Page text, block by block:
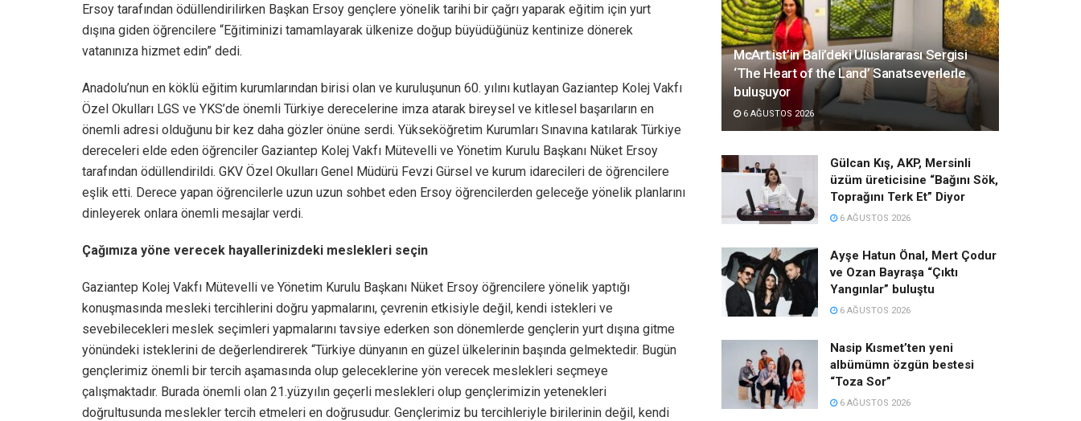
Ersoy tarafından ödüllendirilirken Başkan Ersoy gençlere yönelik tarihi bir çağrı yaparak eğitim için yurt
dışına giden öğrencilere “Eğitiminizi tamamlayarak ülkenize doğup büyüdüğünüz kentinize dönerek
vatanınıza hizmet edin” dedi.
Anadolu’nun en köklü eğitim kurumlarından birisi olan ve kuruluşunun 60. yılını kutlayan Gaziantep Kolej Vakfı
Özel Okulları LGS ve YKS’de önemli Türkiye derecelerine imza atarak bireysel ve kitlesel başarıların en
önemli adresi olduğunu bir kez daha gözler önüne serdi. Yükseköğretim Kurumları Sınavına katılarak Türkiye
dereceleri elde eden öğrenciler Gaziantep Kolej Vakfı Mütevelli ve Yönetim Kurulu Başkanı Nüket Ersoy
tarafından ödüllendirildi. GKV Özel Okulları Genel Müdürü Fevzi Gürsel ve kurum idarecileri de öğrencilere
eşlik etti. Derece yapan öğrencilerle uzun uzun sohbet eden Ersoy öğrencilerden geleceğe yönelik planlarını
dinleyerek onlara önemli mesajlar verdi.
Çağımıza yöne verecek hayallerinizdeki meslekleri seçin
Gaziantep Kolej Vakfı Mütevelli ve Yönetim Kurulu Başkanı Nüket Ersoy öğrencilere yönelik yaptığı
konuşmasında mesleki tercihlerini doğru yapmalarını, çevrenin etkisiyle değil, kendi istekleri ve
sevebilecekleri meslek seçimleri yapmalarını tavsiye ederken son dönemlerde gençlerin yurt dışına gitme
yönündeki isteklerini de değerlendirerek “Türkiye dünyanın en güzel ülkelerinin başında gelmektedir. Bugün
gençlerimiz önemli bir tercih aşamasında olup geleceklerine yön verecek meslekleri seçmeye
çalışmaktadır. Burada önemli olan 21.yüzyılın geçerli meslekleri olup gençlerimizin yetenekleri
doğrultusunda meslekler tercih etmeleri en doğrusudur. Gençlerimiz bu tercihleriyle birilerinin değil, kendi
McArt.ist’in Bali’deki Uluslararası Sergisi
‘The Heart of the Land’ Sanatseverlerle
buluşuyor
6 AĞUSTOS 2026
Gülcan Kış, AKP, Mersinli
üzüm üreticisine “Bağını Sök,
Toprağını Terk Et” Diyor
6 AĞUSTOS 2026
Ayşe Hatun Önal, Mert Çodur
ve Ozan Bayraşa “Çıktı
Yangınlar” buluştu
6 AĞUSTOS 2026
Nasip Kısmet’ten yeni
albümümn özgün bestesi
“Toza Sor”
6 AĞUSTOS 2026